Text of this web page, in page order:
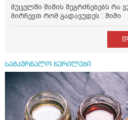
მუცელში შიშის შეგრძნებებს რა
მირჩევთ რომ გადავუდეს : შიში
სამკურნალო წერილები